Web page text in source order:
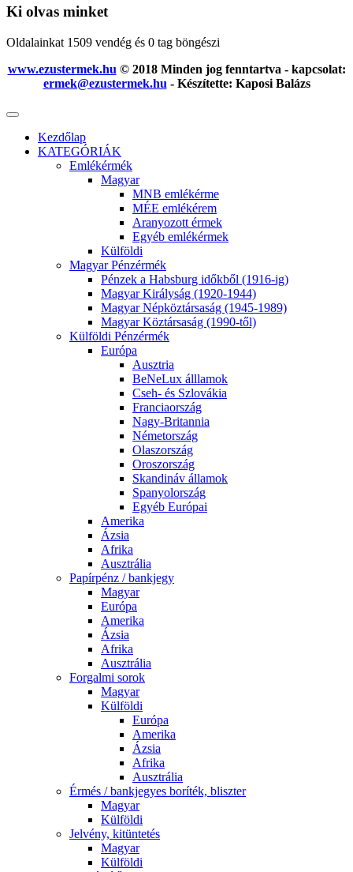
Ki olvas minket
Oldalainkat 1509 vendég és 0 tag böngészi
www.ezustermek.hu © 2018 Minden jog fenntartva - kapcsolat:
ermek@ezustermek.hu - Készítette: Kaposi Balázs
Kezdőlap
KATEGÓRIÁK
Emlékérmék
Magyar
MNB emlékérme
MÉE emlékérem
Aranyozott érmek
Egyéb emlékérmek
Külföldi
Magyar Pénzérmék
Pénzek a Habsburg időkből (1916-ig)
Magyar Királyság (1920-1944)
Magyar Népköztársaság (1945-1989)
Magyar Köztársaság (1990-től)
Külföldi Pénzérmék
Európa
Ausztria
BeNeLux álllamok
Cseh- és Szlovákia
Franciaország
Nagy-Britannia
Németország
Olaszország
Oroszország
Skandináv államok
Spanyolország
Egyéb Európai
Amerika
Ázsia
Afrika
Ausztrália
Papírpénz / bankjegy
Magyar
Európa
Amerika
Ázsia
Afrika
Ausztrália
Forgalmi sorok
Magyar
Külföldi
Európa
Amerika
Ázsia
Afrika
Ausztrália
Érmés / bankjegyes boríték, bliszter
Magyar
Külföldi
Jelvény, kitüntetés
Magyar
Külföldi